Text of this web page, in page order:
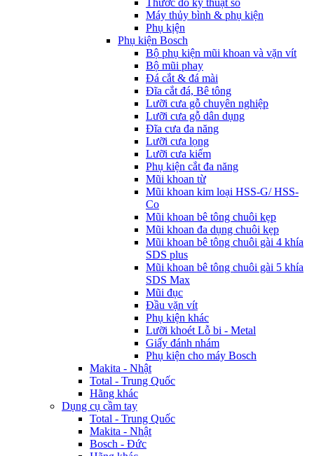
Thước đo kỹ thuật số
Máy thủy bình & phụ kiện
Phụ kịện
Phụ kiện Bosch
Bộ phụ kiện mũi khoan và vặn vít
Bộ mũi phay
Đá cắt & đá mài
Đĩa cắt đá, Bê tông
Lưỡi cưa gỗ chuyên nghiệp
Lưỡi cưa gỗ dân dụng
Đĩa cưa đa năng
Lưỡi cưa lọng
Lưỡi cưa kiếm
Phụ kiện cắt đa năng
Mũi khoan từ
Mũi khoan kim loại HSS-G/ HSS-
Co
Mũi khoan bê tông chuôi kẹp
Mũi khoan đa dụng chuôi kẹp
Mũi khoan bê tông chuôi gài 4 khía
SDS plus
Mũi khoan bê tông chuôi gài 5 khía
SDS Max
Mũi đục
Đầu vặn vít
Phụ kiện khác
Lưỡi khoét Lỗ bi - Metal
Giấy đánh nhám
Phụ kiện cho máy Bosch
Makita - Nhật
Total - Trung Quốc
Hãng khác
Dụng cụ cầm tay
Total - Trung Quốc
Makita - Nhật
Bosch - Đức